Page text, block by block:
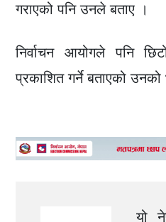
गराएको पनि उनले बताए ।
निर्वाचन आयोगले पनि
प्रकाशित गर्ने बताएको
यो